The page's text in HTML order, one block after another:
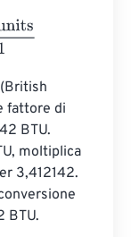
fattore di
BTU.
moltiplica
3,412142.
BTU.